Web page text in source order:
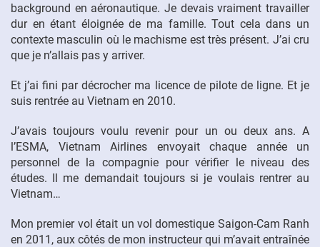
background en aéronautique. Je devais vraiment travailler
dur en étant éloignée de ma famille. Tout cela dans un
contexte masculin où le machisme est très présent. J’ai cru
que je n’allais pas y arriver.
Et j’ai fini par décrocher ma licence de pilote de ligne. Et je
suis rentrée au Vietnam en 2010.
J’avais toujours voulu revenir pour un ou deux ans. A
l’ESMA, Vietnam Airlines envoyait chaque année un
personnel de la compagnie pour vérifier le niveau des
études. Il me demandait toujours si je voulais rentrer au
Vietnam…
Mon premier vol était un vol domestique Saigon-Cam Ranh
en 2011, aux côtés de mon instructeur qui m’avait entraînée